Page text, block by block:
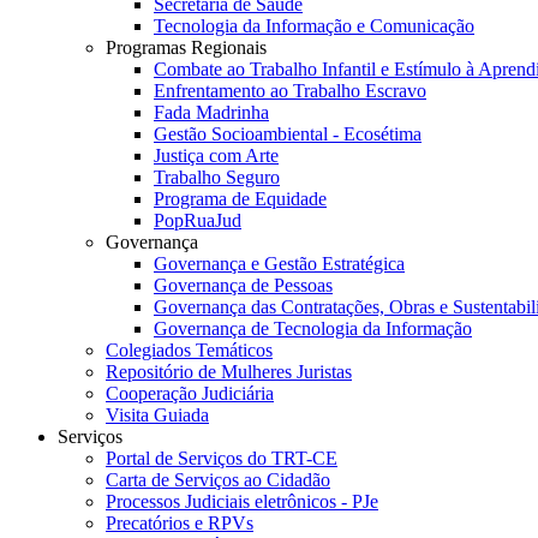
Secretaria de Saúde
Tecnologia da Informação e Comunicação
Programas Regionais
Combate ao Trabalho Infantil e Estímulo à
Enfrentamento ao Trabalho Escravo
Fada Madrinha
Gestão Socioambiental - Ecosétima
Justiça com Arte
Trabalho Seguro
Programa de Equidade
PopRuaJud
Governança
Governança e Gestão Estratégica
Governança de Pessoas
Governança das Contratações, Obras e
Governança de Tecnologia da Informação
Colegiados Temáticos
Repositório de Mulheres Juristas
Cooperação Judiciária
Visita Guiada
Serviços
Portal de Serviços do TRT-CE
Carta de Serviços ao Cidadão
Processos Judiciais eletrônicos - PJe
Precatórios e RPVs